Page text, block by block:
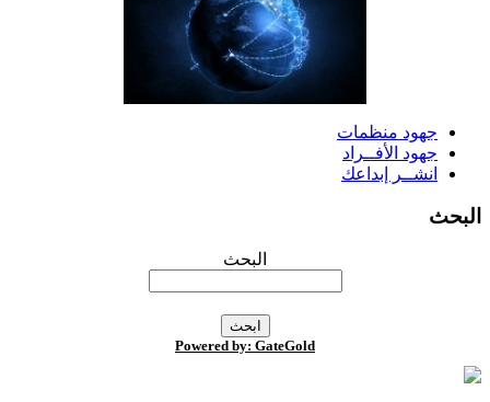
جهود منظمات
جهود الأفــراد
انشــر إبداعك
البحث
Powered by: GateGold